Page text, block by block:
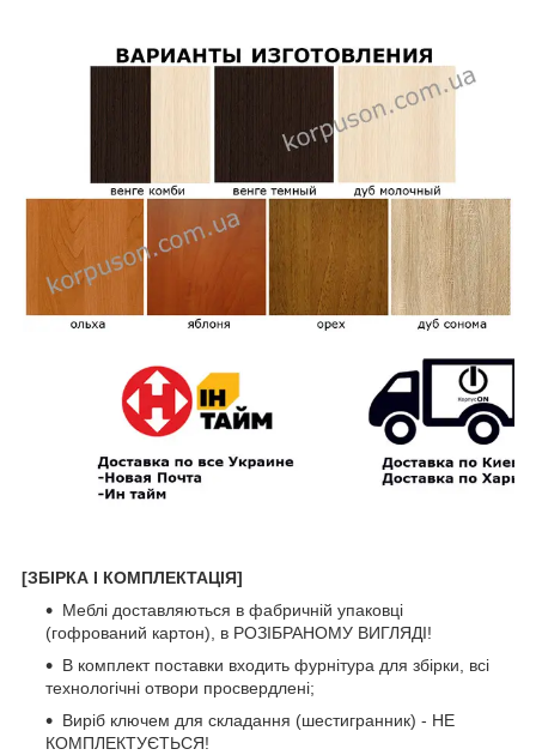
[ЗБІРКА І КОМПЛЕКТАЦІЯ]
Меблі доставляються в фабричній упаковці
(гофрований картон), в РОЗІБРАНОМУ ВИГЛЯДІ!
В комплект поставки входить фурнітура для збірки, всі
технологічні отвори просвердлені;
Виріб ключем для складання (шестигранник) - НЕ
КОМПЛЕКТУЄТЬСЯ!